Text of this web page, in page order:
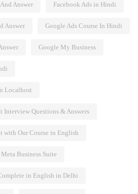
Answer Facebook Ads in Hindi
Answer Google Ads Course In Hindi
Google My Business
Localhost
Interview Questions & Answers
with Our Course in English
Meta Business Suite
in English in Delhi